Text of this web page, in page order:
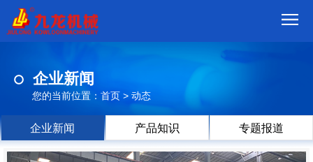
品
视
企业新闻
您的当前位置： 首页 > 动态
企业新闻 产品知识 专题报道